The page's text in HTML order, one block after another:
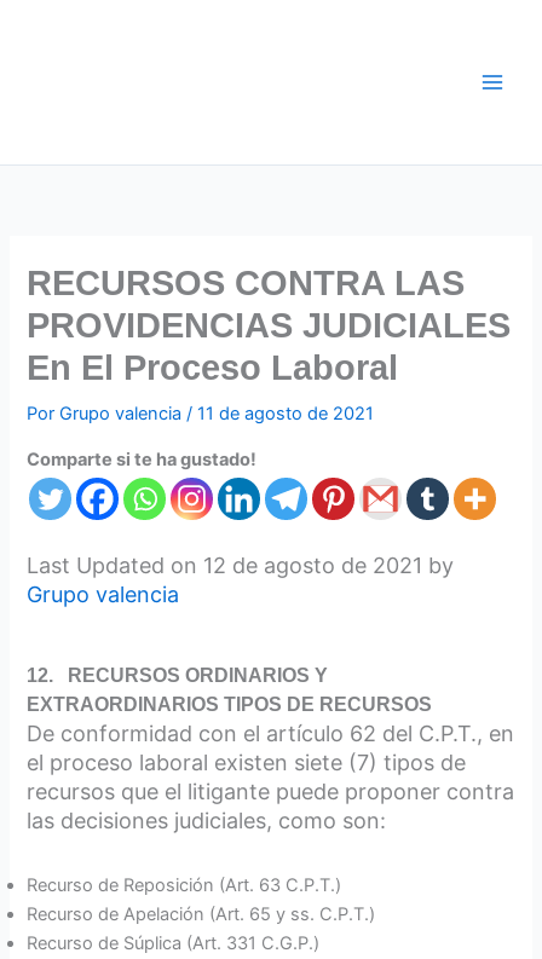
RECURSOS CONTRA LAS
PROVIDENCIAS JUDICIALES
En El Proceso Laboral
PorGrupo valencia/11 de agosto de 2021
Comparte si te ha gustado!
Last Updated on 12 de agosto de 2021 by
Grupo valencia
12. RECURSOS ORDINARIOS Y
EXTRAORDINARIOS TIPOS DE RECURSOS
De conformidad con el artículo 62 del C.P.T., en
el proceso laboral existen siete (7) tipos de
recursos que el litigante puede proponer contra
las decisiones judiciales, como son:
Recurso de Reposición (Art. 63 C.P.T.)
Recurso de Apelación (Art. 65 y ss. C.P.T.)
Recurso de Súplica (Art. 331 C.G.P.)